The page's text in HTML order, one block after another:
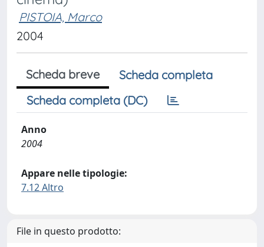
PISTOIA, Marco
2004
Scheda breve
Scheda completa
Scheda completa (DC)
Anno
2004
Appare nelle tipologie:
7.12 Altro
File in questo prodotto: